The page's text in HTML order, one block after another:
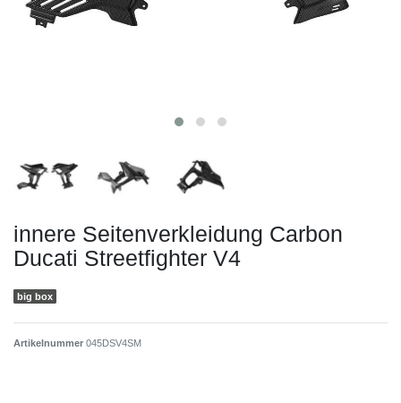
innere Seitenverkleidung Carbon
Ducati Streetfighter V4
big box
Artikelnummer 045DSV4SM